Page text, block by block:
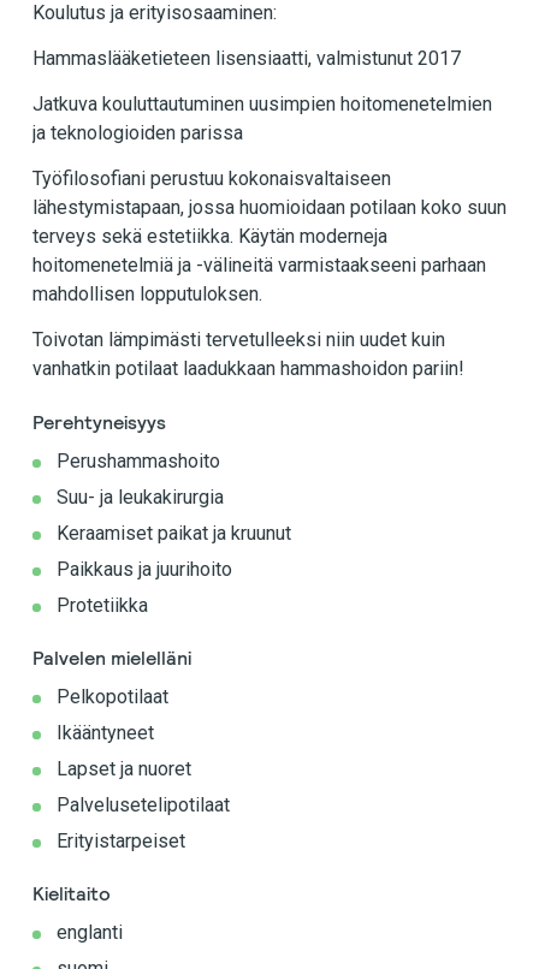
Koulutus ja erityisosaaminen:
Hammaslääketieteen lisensiaatti, valmistunut 2017
Jatkuva kouluttautuminen uusimpien hoitomenetelmien
ja teknologioiden parissa
Työfilosofiani perustuu kokonaisvaltaiseen
lähestymistapaan, jossa huomioidaan potilaan koko suun
terveys sekä estetiikka. Käytän moderneja
hoitomenetelmiä ja -välineitä varmistaakseeni parhaan
mahdollisen lopputuloksen.
Toivotan lämpimästi tervetulleeksi niin uudet kuin
vanhatkin potilaat laadukkaan hammashoidon pariin!
Perehtyneisyys
Perushammashoito
Suu- ja leukakirurgia
Keraamiset paikat ja kruunut
Paikkaus ja juurihoito
Protetiikka
Palvelen mielelläni
Pelkopotilaat
Ikääntyneet
Lapset ja nuoret
Palvelusetelipotilaat
Erityistarpeiset
Kielitaito
englanti